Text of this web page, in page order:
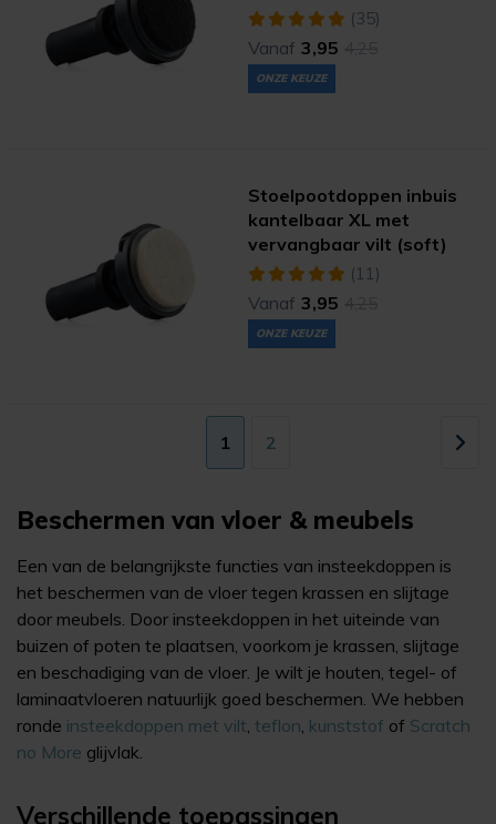
(35)
Vanaf 3,95
ONZE KEUZE
Stoelpootdoppen inbuis
kantelbaar XL met
vervangbaar vilt (soft)
(11)
Vanaf 3,95
ONZE KEUZE
1 2
Beschermen van vloer & meubels
Een van de belangrijkste functies van insteekdoppen is
het beschermen van de vloer tegen krassen en slijtage
door meubels. Door insteekdoppen in het uiteinde van
buizen of poten te plaatsen, voorkom je krassen, slijtage
en beschadiging van de vloer. Je wilt je houten, tegel- of
laminaatvloeren natuurlijk goed beschermen. We hebben
ronde insteekdoppen met vilt teflon kunststof of Scratch
no More glijvlak.
Verschillende toepassingen